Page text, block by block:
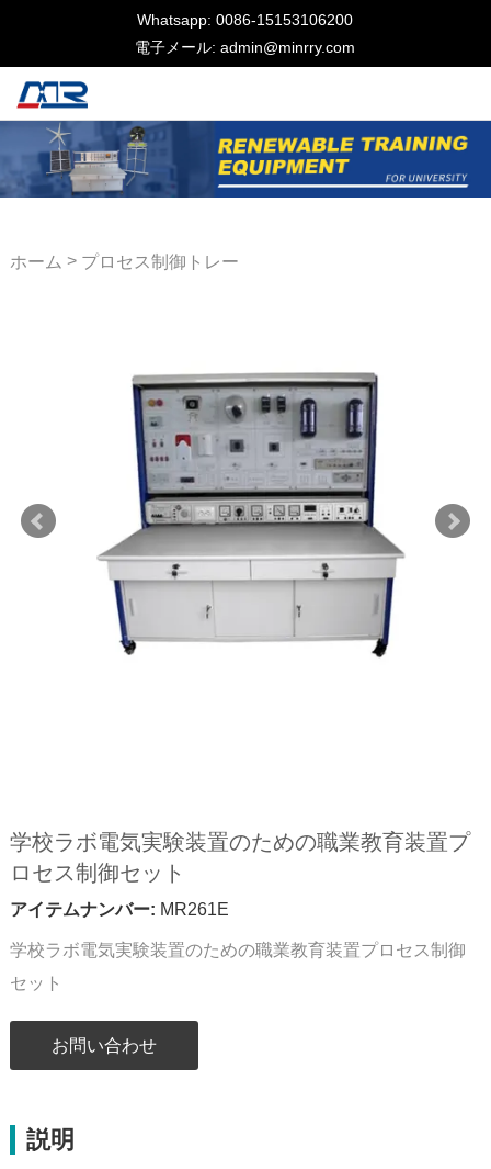
Whatsapp: 0086-15153106200
電子メール: admin@minrry.com
ホーム > プロセス制御トレー
学校ラボ電気実験装置のための職業教育装置プ
ロセス制御セット
アイテムナンバー: MR261E
学校ラボ電気実験装置のための職業教育装置プロセス制御
セット
お問い合わせ
説明